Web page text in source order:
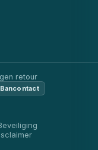
retour
Bancontact